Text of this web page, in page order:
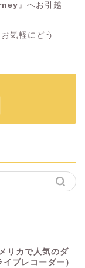
』へお引越
気軽にどう
リカで人気のダ
ブレコーダー）